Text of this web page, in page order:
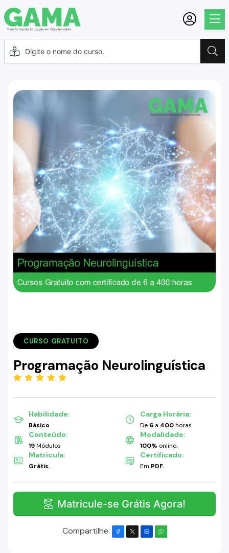
CURSO GRATUITO
Programação Neurolinguística
Habilidade:
Básico
Carga Horária:
De 6 a 400horas
Conteúdo:
19Módulos
Modalidade:
100% online.
Matricula:
Grátis.
Certificado:
Em PDF.
Matricule-se Grátis Agora!
Compartilhe: